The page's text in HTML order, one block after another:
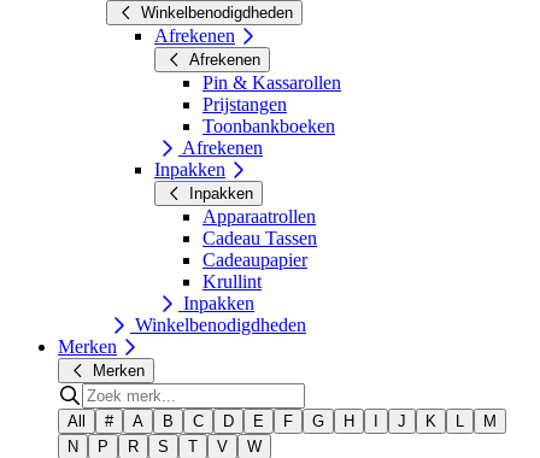
Winkelbenodigdheden
Afrekenen
Afrekenen
Pin & Kassarollen
Prijstangen
Toonbankboeken
Afrekenen
Inpakken
Inpakken
Apparaatrollen
Cadeau Tassen
Cadeaupapier
Krullint
Inpakken
Winkelbenodigdheden
Merken
Merken
All # A B C D E F G H J K L
M
N
P R S T V W